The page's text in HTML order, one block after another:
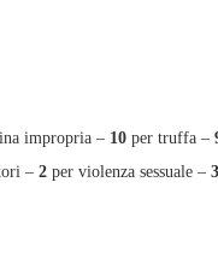
impropria – 10 per truffa –
– 2 per violenza sessuale –